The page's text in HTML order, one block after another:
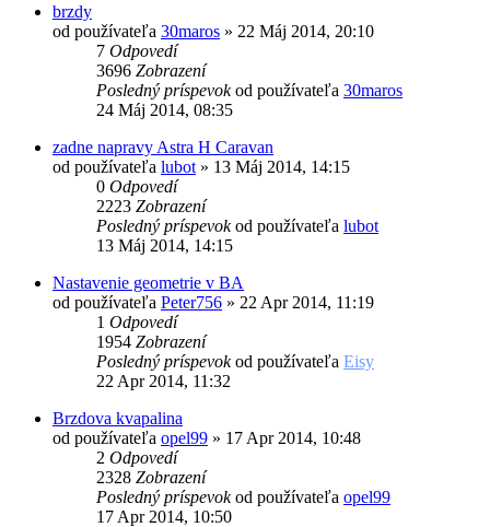
brzdy
od používateľa 30maros » 22 Máj 2014, 20:10
7 Odpovedí
3696 Zobrazení
Posledný príspevokod používateľa 30maros
24 Máj 2014, 08:35
zadne napravy Astra H Caravan
od používateľa lubot » 13 Máj 2014, 14:15
0 Odpovedí
2223 Zobrazení
Posledný príspevokod používateľa lubot
13 Máj 2014, 14:15
Nastavenie geometrie v BA
od používateľa Peter756 » 22 Apr 2014, 11:19
1 Odpovedí
1954 Zobrazení
Posledný príspevokod používateľa Eisy
22 Apr 2014, 11:32
Brzdova kvapalina
od používateľa opel99 » 17 Apr 2014, 10:48
2 Odpovedí
2328 Zobrazení
Posledný príspevokod používateľa opel99
17 Apr 2014, 10:50